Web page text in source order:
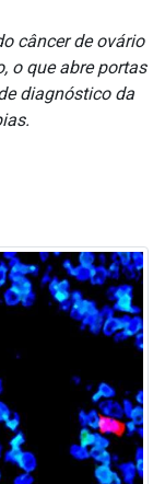
câncer de ovário
o que abre portas
diagnóstico da